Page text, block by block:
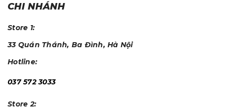
CHI NHÁNH
Store 1:
33 Quán Thánh, Ba Đình, Hà Nội
Hotline:
037 572 3033
Store 2: